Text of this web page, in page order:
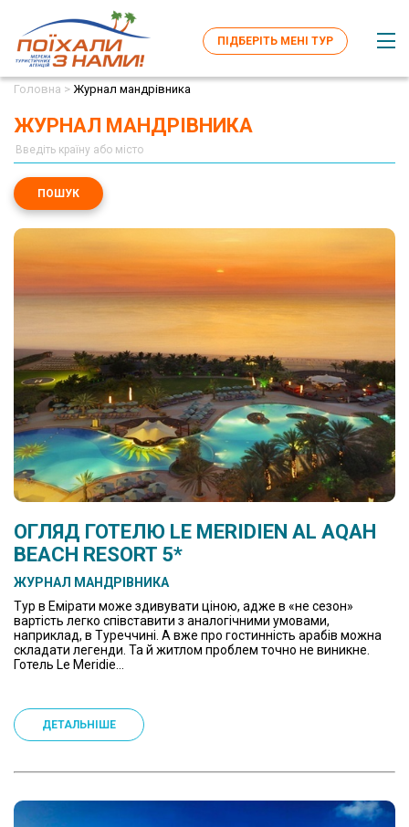
ПІДБЕРІТЬ МЕНІ ТУР
Головна > Журнал мандрівника
ЖУРНАЛ МАНДРІВНИКА
ПОШУК
ОГЛЯД ГОТЕЛЮ LE MERIDIEN AL AQAH
BEACH RESORT 5*
ЖУРНАЛ МАНДРІВНИКА
Тур в Емірати може здивувати ціною, адже в «не сезон»
вартість легко співставити з аналогічними умовами,
наприклад, в Туреччині. А вже про гостинність арабів можна
складати легенди. Та й житлом проблем точно не виникне.
Готель Le Meridie...
ДЕТАЛЬНІШЕ